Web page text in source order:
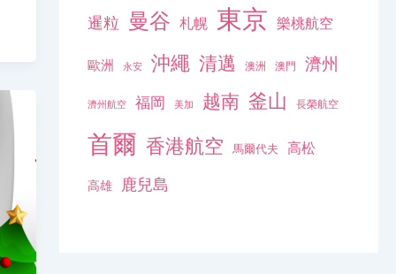
暹粒 曼谷 札幌 東京 樂桃航空
歐洲 永安 沖繩 清邁 澳洲 澳門 濟州
濟州航空 福岡 美加 越南 釜山 長榮航空
首爾 香港航空 馬爾代夫 高松
高雄 鹿兒島